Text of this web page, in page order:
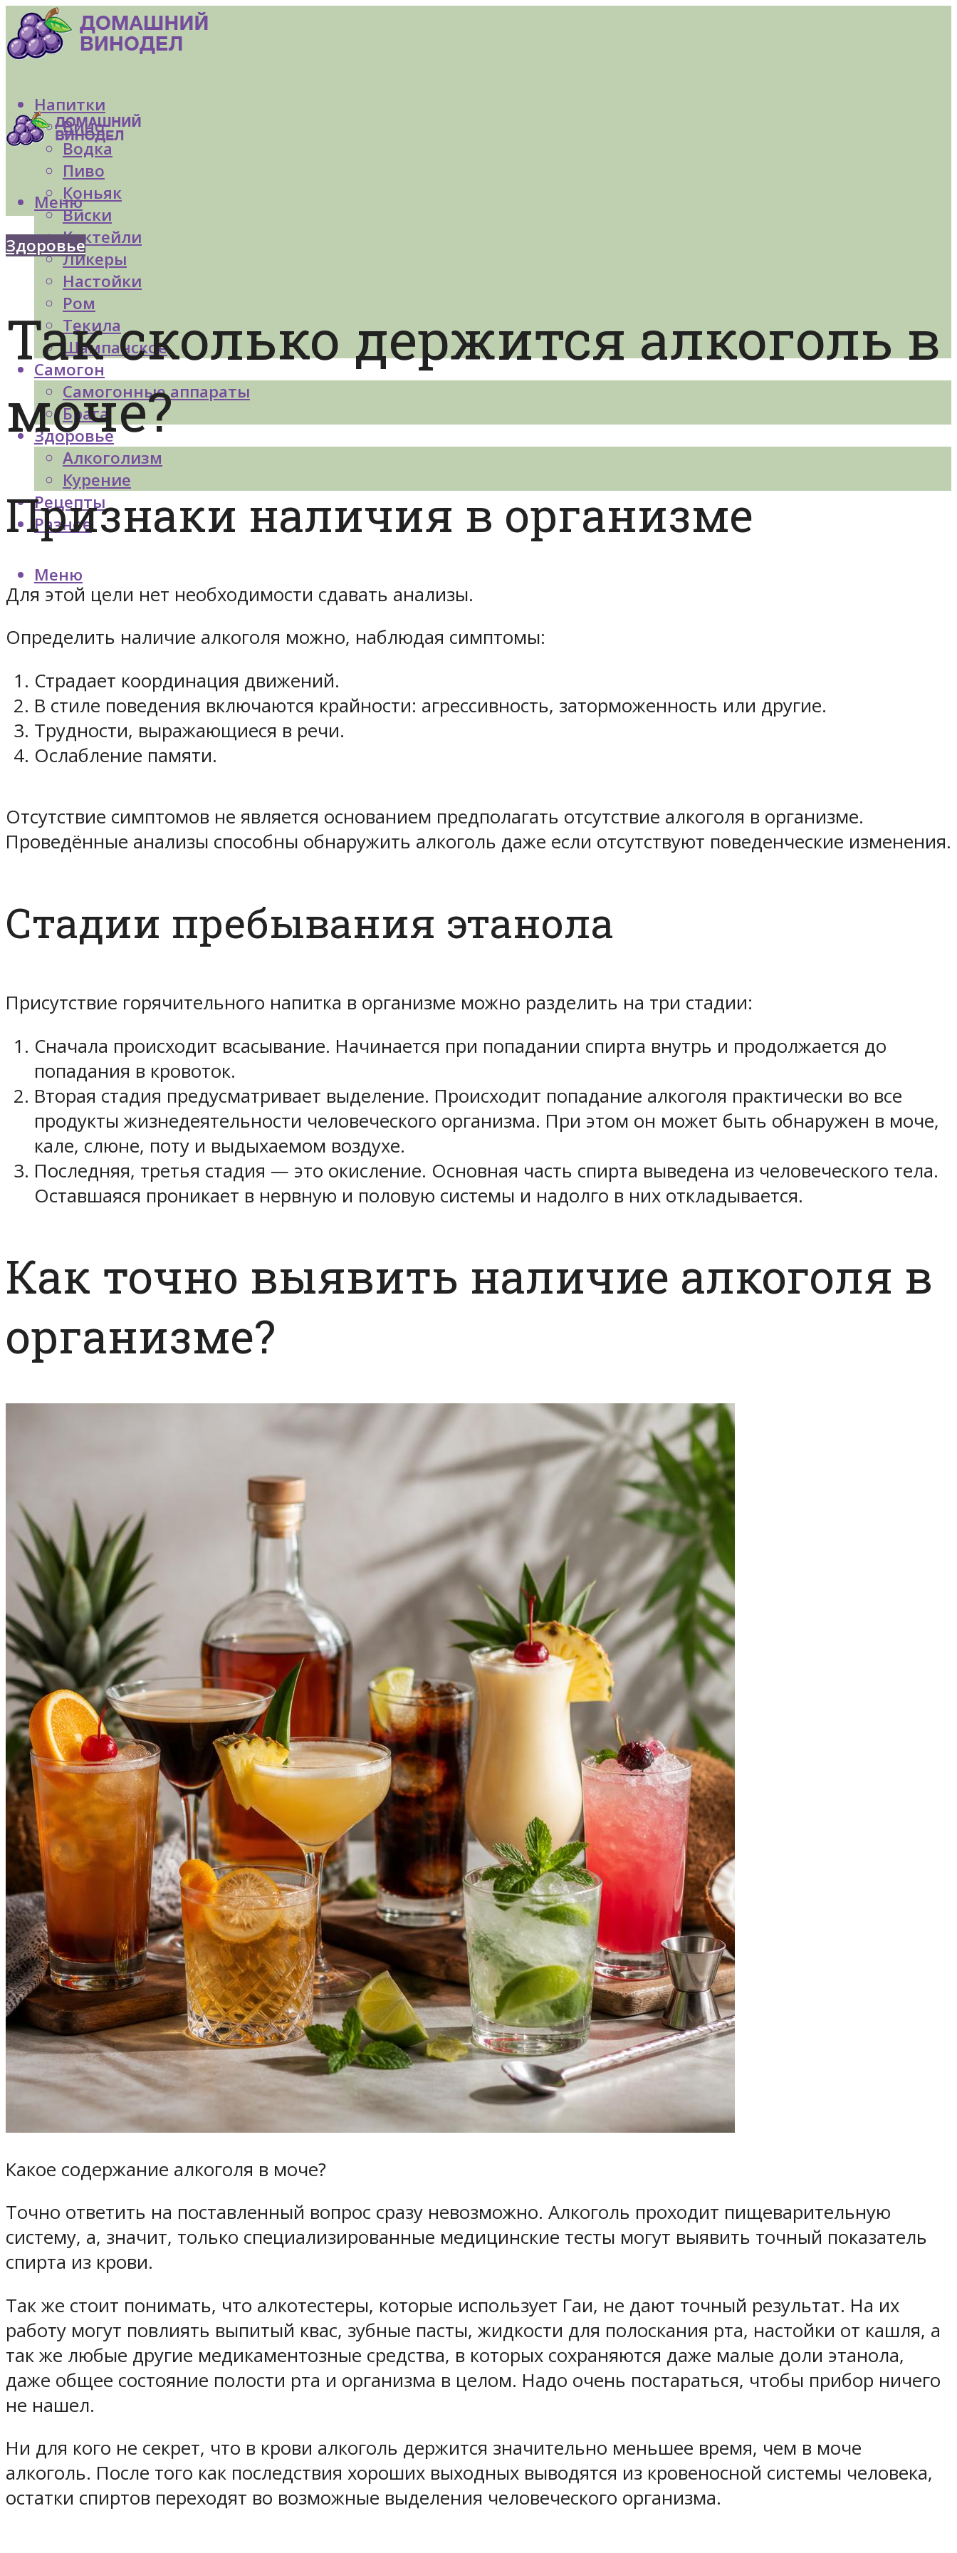
Напитки
Вино
Водка
Пиво
Коньяк
Виски
Коктейли
Ликеры
Настойки
Ром
Текила
Шампанское
Самогон
Самогонные аппараты
Брага
Здоровье
Алкоголизм
Курение
Рецепты
Разное
Меню
Меню
Здоровье
Так сколько держится алкоголь в
моче?
Признаки наличия в организме
Для этой цели нет необходимости сдавать анализы.
Определить наличие алкоголя можно, наблюдая симптомы:
Страдает координация движений.
В стиле поведения включаются крайности: агрессивность, заторможенность или другие.
Трудности, выражающиеся в речи.
Ослабление памяти.
Отсутствие симптомов не является основанием предполагать отсутствие алкоголя в организме.
Проведённые анализы способны обнаружить алкоголь даже если отсутствуют поведенческие изменения.
Стадии пребывания этанола
Присутствие горячительного напитка в организме можно разделить на три стадии:
Сначала происходит всасывание. Начинается при попадании спирта внутрь и продолжается до
попадания в кровоток.
Вторая стадия предусматривает выделение. Происходит попадание алкоголя практически во все
продукты жизнедеятельности человеческого организма. При этом он может быть обнаружен в моче,
кале, слюне, поту и выдыхаемом воздухе.
Последняя, третья стадия — это окисление. Основная часть спирта выведена из человеческого тела.
Оставшаяся проникает в нервную и половую системы и надолго в них откладывается.
Как точно выявить наличие алкоголя в
организме?
Какое содержание алкоголя в моче?
Точно ответить на поставленный вопрос сразу невозможно. Алкоголь проходит пищеварительную
систему, а, значит, только специализированные медицинские тесты могут выявить точный показатель
спирта из крови.
Так же стоит понимать, что алкотестеры, которые использует Гаи, не дают точный результат. На их
работу могут повлиять выпитый квас, зубные пасты, жидкости для полоскания рта, настойки от кашля, а
так же любые другие медикаментозные средства, в которых сохраняются даже малые доли этанола,
даже общее состояние полости рта и организма в целом. Надо очень постараться, чтобы прибор ничего
не нашел.
Ни для кого не секрет, что в крови алкоголь держится значительно меньшее время, чем в моче
алкоголь. После того как последствия хороших выходных выводятся из кровеносной системы человека,
остатки спиртов переходят во возможные выделения человеческого организма.